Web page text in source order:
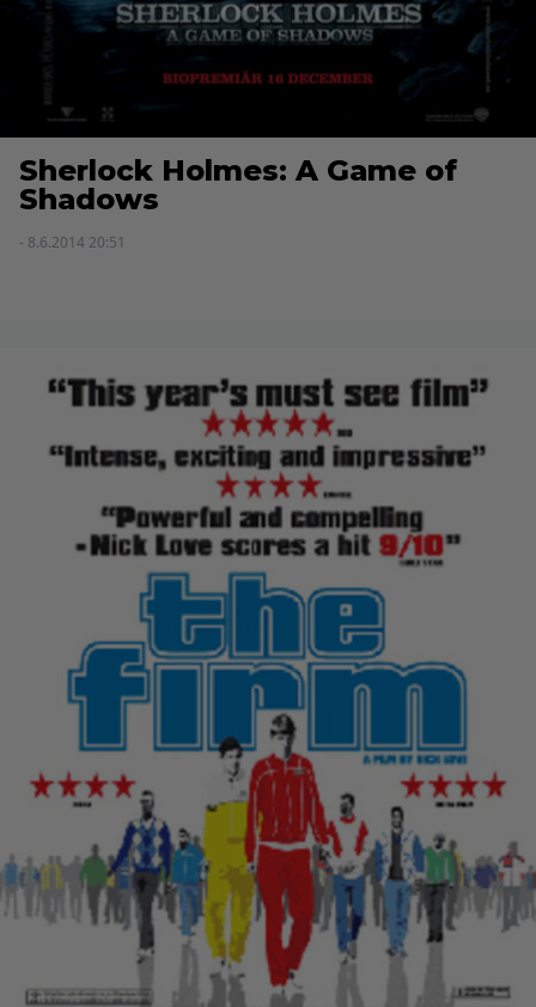
Sherlock Holmes: A Game of
Shadows
- 8.6.2014 20:51